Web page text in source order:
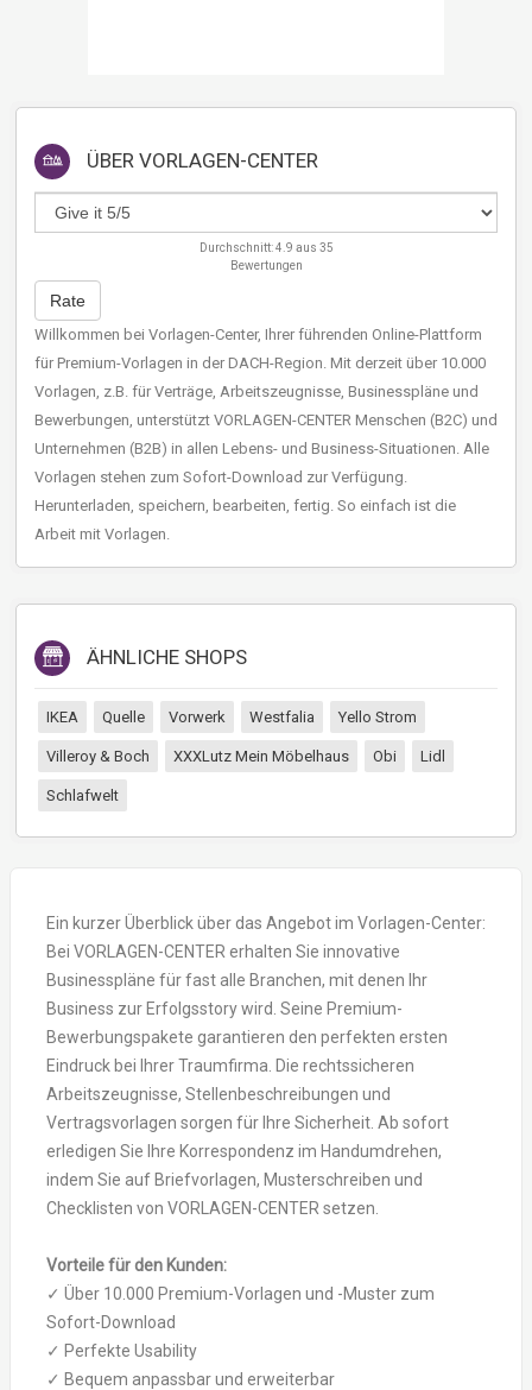
ÜBER VORLAGEN-CENTER
Durchschnitt:4.9 aus 35
Bewertungen
Rate
Willkommen bei Vorlagen-Center, Ihrer führenden Online-Plattform
für Premium-Vorlagen in der DACH-Region. Mit derzeit über 10.000
Vorlagen, z.B. für Verträge, Arbeitszeugnisse, Businesspläne und
Bewerbungen, unterstützt VORLAGEN-CENTER Menschen (B2C) und
Unternehmen (B2B) in allen Lebens- und Business-Situationen. Alle
Vorlagen stehen zum Sofort-Download zur Verfügung.
Herunterladen, speichern, bearbeiten, fertig. So einfach ist die
Arbeit mit Vorlagen.
ÄHNLICHE SHOPS
IKEA Quelle Vorwerk Westfalia Yello Strom
Villeroy & Boch XXXLutz Mein Möbelhaus Obi Lidl
Schlafwelt
Ein kurzer Überblick über das Angebot im Vorlagen-Center:
Bei VORLAGEN-CENTER erhalten Sie innovative
Businesspläne für fast alle Branchen, mit denen Ihr
Business zur Erfolgsstory wird. Seine Premium-
Bewerbungspakete garantieren den perfekten ersten
Eindruck bei Ihrer Traumfirma. Die rechtssicheren
Arbeitszeugnisse, Stellenbeschreibungen und
Vertragsvorlagen sorgen für Ihre Sicherheit. Ab sofort
erledigen Sie Ihre Korrespondenz im Handumdrehen,
indem Sie auf Briefvorlagen, Musterschreiben und
Checklisten von VORLAGEN-CENTER setzen.
Vorteile für den Kunden:
✓ Über 10.000 Premium-Vorlagen und -Muster zum
Sofort-Download
✓ Perfekte Usability
✓ Bequem anpassbar und erweiterbar